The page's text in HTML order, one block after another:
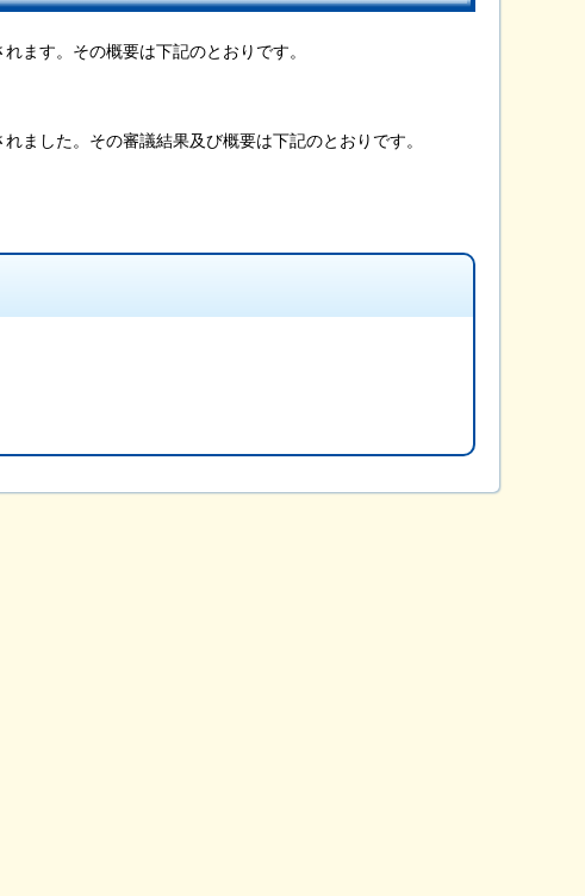
ます。その概要は下記のとおりです。
ました。その審議結果及び概要は下記のとおりです。